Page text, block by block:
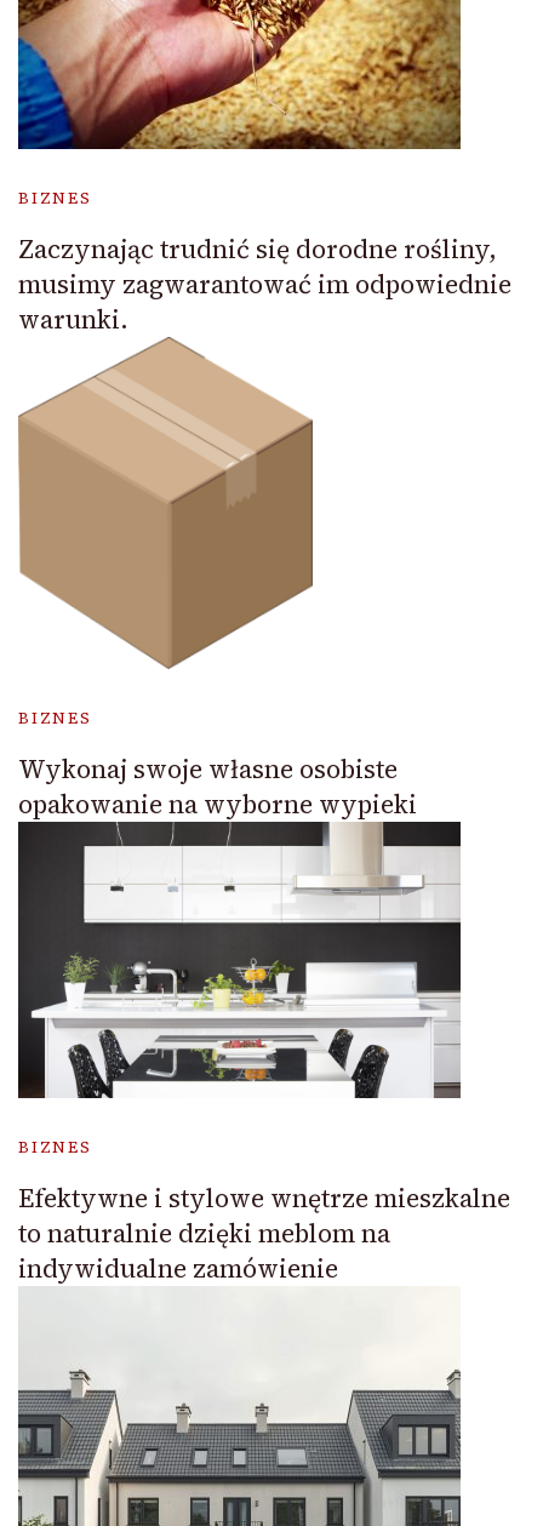
BIZNES
Zaczynając trudnić się dorodne rośliny,
musimy zagwarantować im odpowiednie
warunki.
BIZNES
Wykonaj swoje własne osobiste
opakowanie na wyborne wypieki
BIZNES
Efektywne i stylowe wnętrze mieszkalne
to naturalnie dzięki meblom na
indywidualne zamówienie